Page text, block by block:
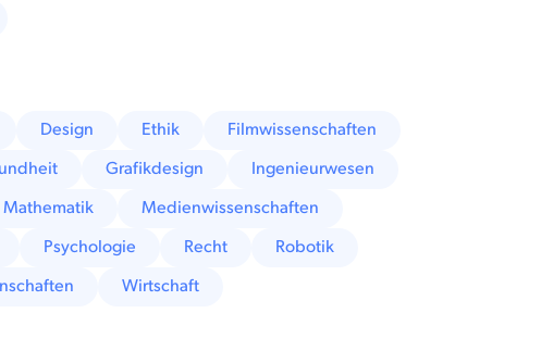
Design Ethik
Filmwissenschaften
Grafikdesign
Ingenieurwesen
Mathematik
Medienwissenschaften
Psychologie Recht
Robotik
Wirtschaft